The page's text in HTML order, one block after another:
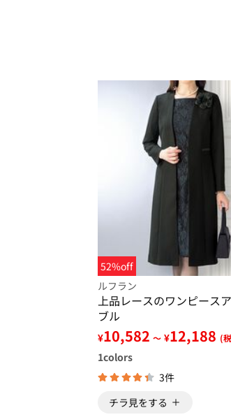
52%off
ルフラン
上品レースのワンピース
ブル
¥10,582 ～ ¥12,188 (
1colors
3件
チラ見をする